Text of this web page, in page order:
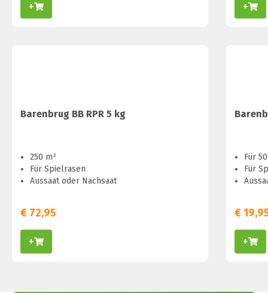
+ +
Barenbrug BB RPR 5 kg
250 m²
Für Spielrasen
Aussaat oder Nachsaat
€ 72,95
+
Für
Für
€
+